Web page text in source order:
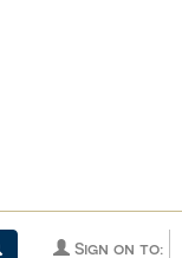
Sign on to: